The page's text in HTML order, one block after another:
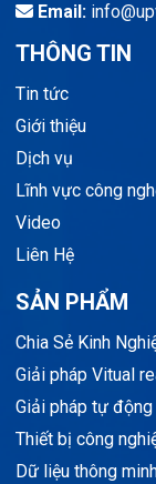
Email:
THÔNG TIN
Tin tức
Giới thiệu
Dịch vụ
Lĩnh vực công
Video
Liên Hệ
SẢN PHẨM
Chia Sẻ Kinh
Giải pháp Vitual
Giải pháp tự động
Thiết bị công
Dữ liệu thông